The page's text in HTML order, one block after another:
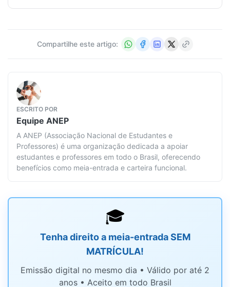
Compartilhe este artigo:
ESCRITO POR
Equipe ANEP
A ANEP (Associação Nacional de Estudantes e
Professores) é uma organização dedicada a apoiar
estudantes e professores em todo o Brasil, oferecendo
benefícios como meia-entrada e carteira funcional.
🎓
Tenha direito a meia-entrada SEM
MATRÍCULA!
Emissão digital no mesmo dia • Válido por até 2
anos • Aceito em todo Brasil